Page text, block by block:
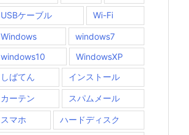
USBケーブル Wi-Fi
Windows
windows7
windows10
WindowsXP
しばてん
インストール
カーテン スパムメール
スマホ ハードディスク